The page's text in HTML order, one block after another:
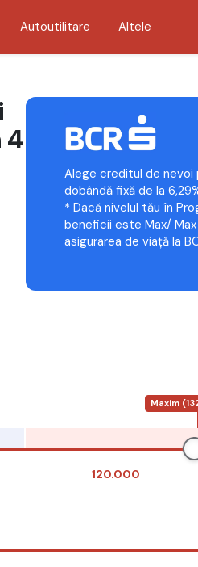
Autoutilitare Altele
4
Alege creditul de nevoi
dobândă fixă de la
* Dacă nivelul tău în
beneficii este Max/
asigurarea de viață la
120.000
Maxim